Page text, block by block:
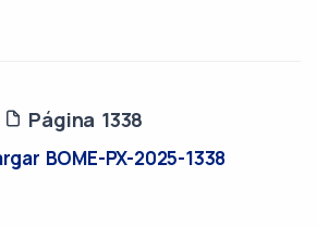
Página 1338
BOME-PX-2025-1338